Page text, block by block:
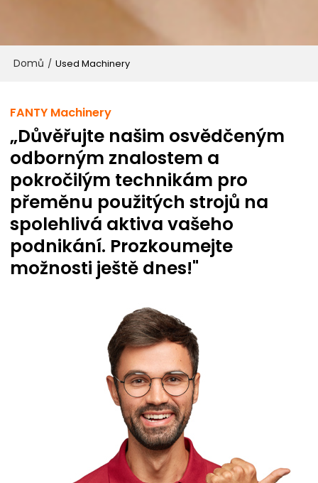
Domů / Used Machinery
FANTY Machinery
„Důvěřujte našim osvědčeným
odborným znalostem a
pokročilým technikám pro
přeměnu použitých strojů na
spolehlivá aktiva vašeho
podnikání. Prozkoumejte
možnosti ještě dnes!"